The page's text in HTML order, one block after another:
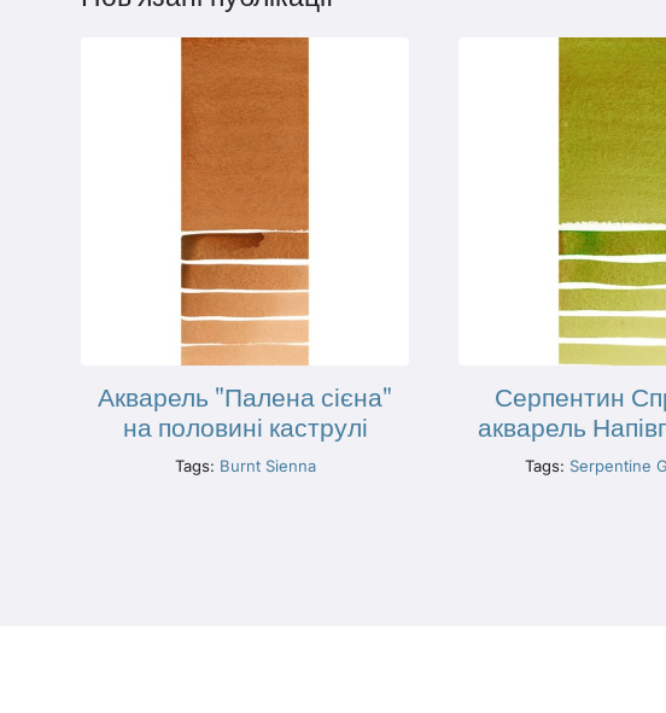
Акварель "Палена сієна"
на половині каструлі
Tags: Burnt Sienna
Серпентин
акварель
Tags: Serpentine